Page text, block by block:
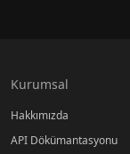
Kurumsal
Hakkımızda
API Dökümantasyonu